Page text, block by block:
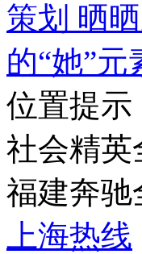
位置提示
社会精英
福建奔驰
上海热线